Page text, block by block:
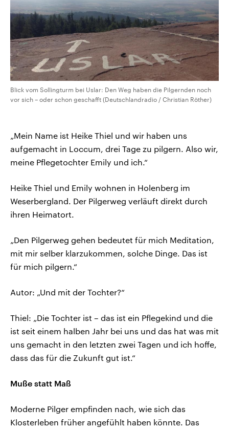
Blick vom Sollingturm bei Uslar: Den Weg haben die Pilgernden noch
vor sich – oder schon geschafft (Deutschlandradio / Christian Röther)
„Mein Name ist Heike Thiel und wir haben uns
aufgemacht in Loccum, drei Tage zu pilgern. Also wir,
meine Pflegetochter Emily und ich.“
Heike Thiel und Emily wohnen in Holenberg im
Weserbergland. Der Pilgerweg verläuft direkt durch
ihren Heimatort.
„Den Pilgerweg gehen bedeutet für mich Meditation,
mit mir selber klarzukommen, solche Dinge. Das ist
für mich pilgern.“
Autor: „Und mit der Tochter?“
Thiel: „Die Tochter ist – das ist ein Pflegekind und die
ist seit einem halben Jahr bei uns und das hat was mit
uns gemacht in den letzten zwei Tagen und ich hoffe,
dass das für die Zukunft gut ist.“
Muße statt Maß
Moderne Pilger empfinden nach, wie sich das
Klosterleben früher angefühlt haben könnte. Das